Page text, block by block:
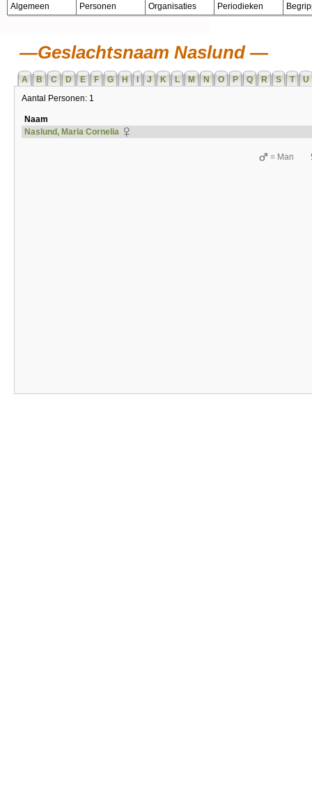
Algemeen Personen Organisaties Periodieken
Geslachtsnaam Naslund
A B C D E F G H J K L M N O P Q R S T
U
Aantal Personen: 1
Naam
Naslund, Maria Cornelia
= Man